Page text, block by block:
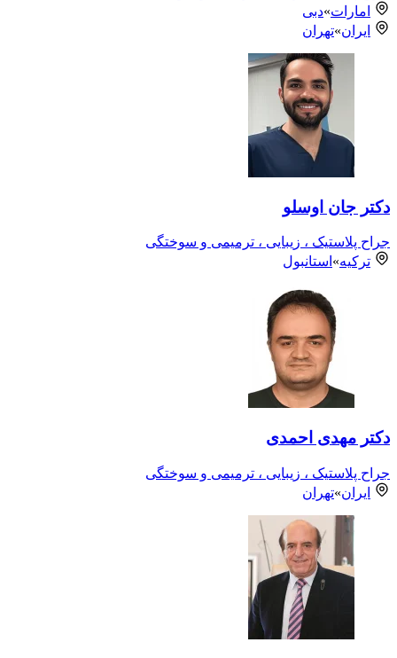
امارات»دبی
ایران»تهران
دکتر جان اوسلو
جراح پلاستیک ، زیبایی ، ترمیمی و سوختگی
ترکیه» استانبول
دکتر مهدی احمدی
جراح پلاستیک ، زیبایی ، ترمیمی و سوختگی
ایران»تهران